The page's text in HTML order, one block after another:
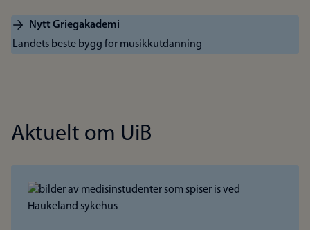
Nytt Griegakademi
Landets beste bygg for musikkutdanning
Aktuelt om UiB